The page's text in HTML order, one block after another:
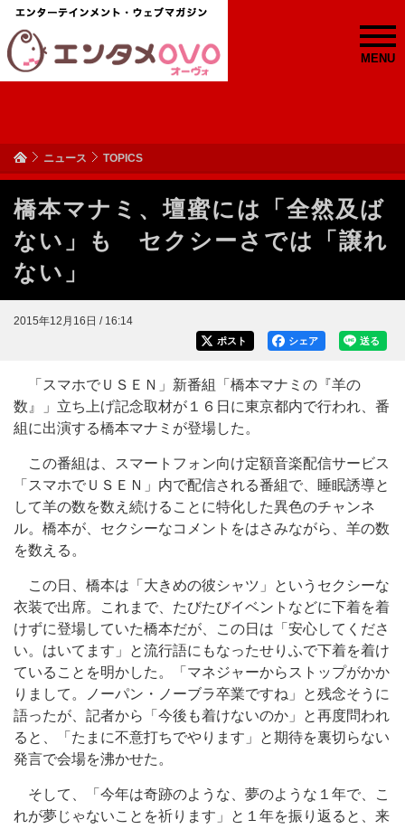
MENU
ニュース TOPICS
橋本マナミ、壇蜜には「全然及ば
ない」も セクシーさでは「譲れ
ない」
2015年12月16日 / 16:14
送る
シェア
ポスト
「スマホでＵＳＥＮ」新番組「橋本マナミの『羊の
数』」立ち上げ記念取材が１６日に東京都内で行われ、番
組に出演する橋本マナミが登場した。
この番組は、スマートフォン向け定額音楽配信サービス
「スマホでＵＳＥＮ」内で配信される番組で、睡眠誘導と
して羊の数を数え続けることに特化した異色のチャンネ
ル。橋本が、セクシーなコメントをはさみながら、羊の数
を数える。
この日、橋本は「大きめの彼シャツ」というセクシーな
衣装で出席。これまで、たびたびイベントなどに下着を着
けずに登場していた橋本だが、この日は「安心してくださ
い。はいてます」と流行語にもなったせりふで下着を着け
ていることを明かした。「マネジャーからストップがかか
りまして。ノーパン・ノーブラ卒業ですね」と残念そうに
語ったが、記者から「今後も着けないのか」と再度問われ
ると、「たまに不意打ちでやります」と期待を裏切らない
発言で会場を沸かせた。
そして、「今年は奇跡のような、夢のような１年で、こ
れが夢じゃないことを祈ります」と１年を振り返ると、来